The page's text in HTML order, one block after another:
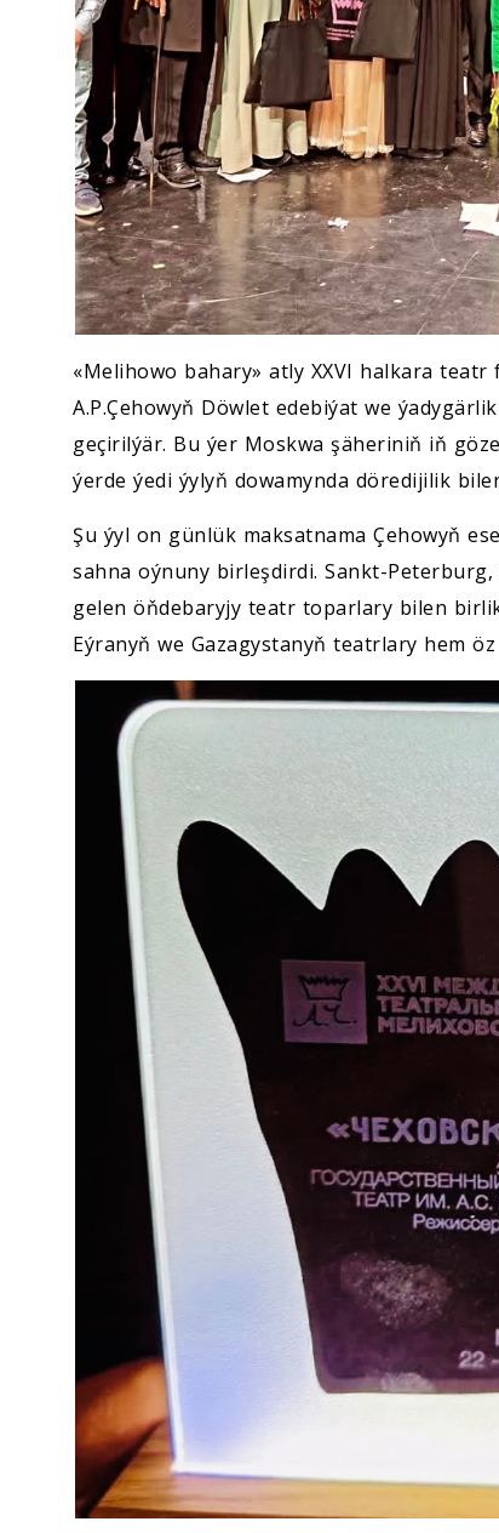
«Melihowo bahary» atly XXVI halkara
A.P.Çehowyň Döwlet edebiýat we
geçirilýär. Bu ýer Moskwa şäheriniň iň
ýerde ýedi ýylyň dowamynda döredijilik
Şu ýyl on günlük maksatnama Çehowyň
sahna oýnuny birleşdirdi. Sankt-
gelen öňdebaryjy teatr toparlary bilen
Eýranyň we Gazagystanyň teatrlary hem